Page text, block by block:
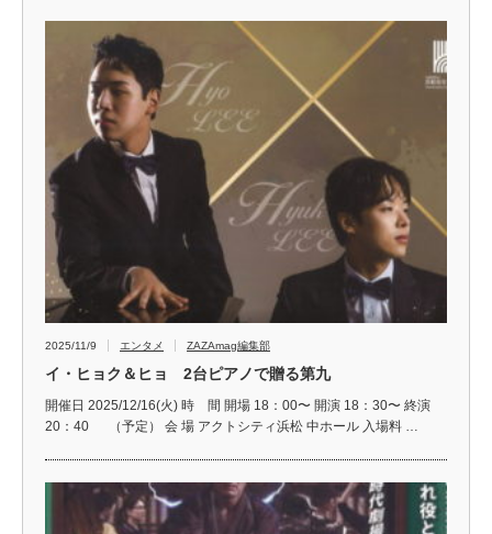
2025/11/9 エンタメ ZAZAmag編集部
イ・ヒョク＆ヒョ 2台ピアノで贈る第九
開催日 2025/12/16(火) 時 間 開場 18：00〜 開演 18：30〜 終演
20：40 （予定） 会 場 アクトシティ浜松 中ホール 入場料 …